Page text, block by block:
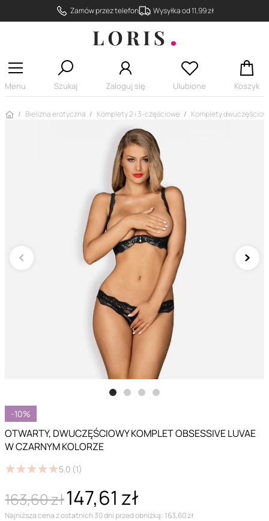
Zamów przez telefon Wysyłka od 11,99 zł
Menu Szukaj Zaloguj się Ulubione Koszyk
Strona główna
Bielizna erotyczna Komplety 2 i 3-częściowe Komplety
-10%
OTWARTY, DWUCZĘŚCIOWY KOMPLET OBSESSIVE LUVAE
W CZARNYM KOLORZE
★★★★★
★★★★★5.0 (1)
163,60 zł147,61 zł
Najniższa cena z ostatnich 30 dni przed obniżką: 163,60 zł